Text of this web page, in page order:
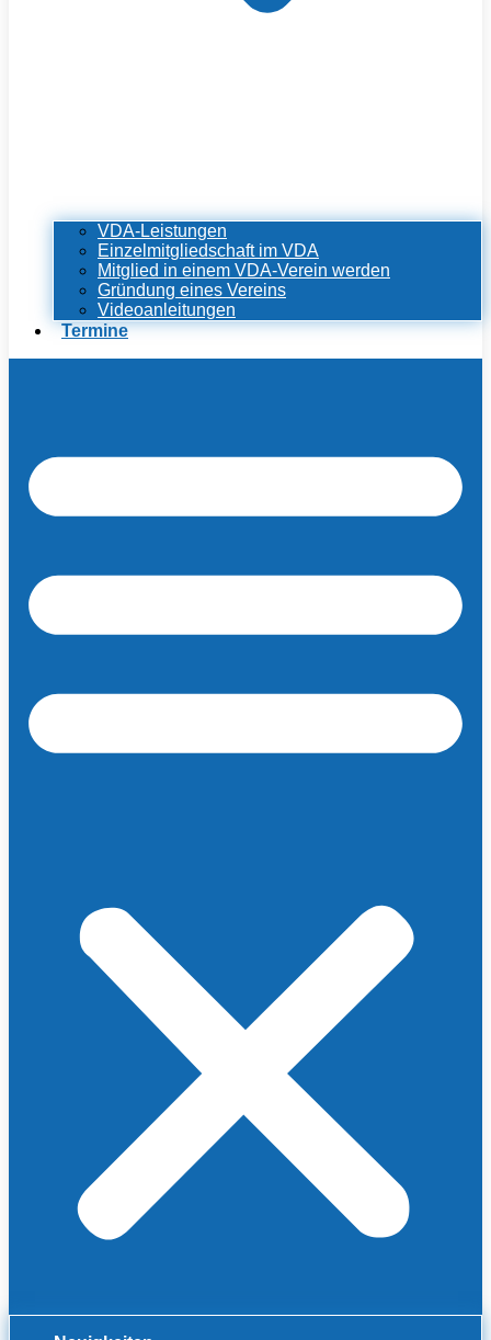
VDA-Leistungen
Einzelmitgliedschaft im VDA
Mitglied in einem VDA-Verein werden
Gründung eines Vereins
Videoanleitungen
Termine